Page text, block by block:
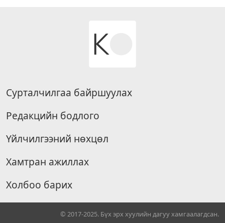
Сурталчилгаа байршуулах
Редакцийн бодлого
Үйлчилгээний нөхцөл
Хамтран ажиллах
Холбоо барих
© 2017-2025. Бүх эрх хуулийн дагуу хамгаалагдсан.